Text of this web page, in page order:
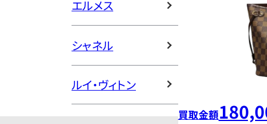
エルメス
シャネル
ルイ・ヴィトン
買取金額